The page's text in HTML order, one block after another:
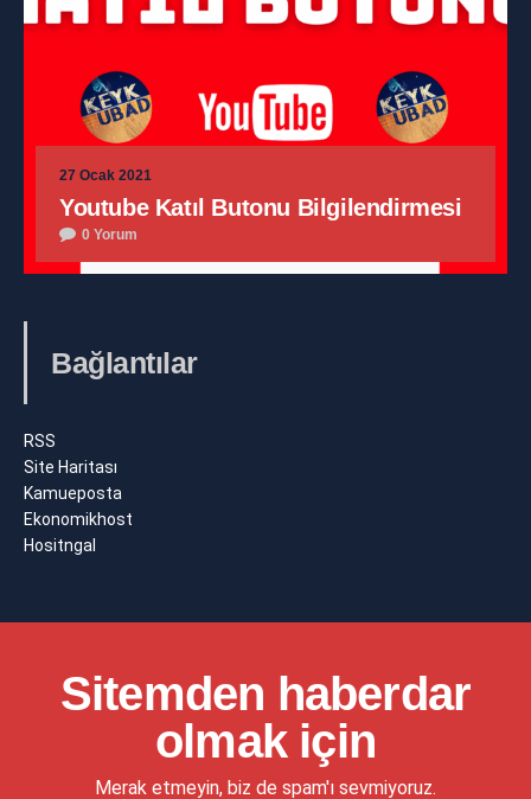
27 Ocak 2021
Youtube Katıl Butonu Bilgilendirmesi
0 Yorum
Bağlantılar
RSS
Site Haritası
Kamueposta
Ekonomikhost
Hositngal
Sitemden haberdar
olmak için
Merak etmeyin, biz de spam'ı sevmiyoruz.